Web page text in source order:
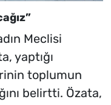
Meclisi
yaptığı
toplumun
belirtti. Özata,